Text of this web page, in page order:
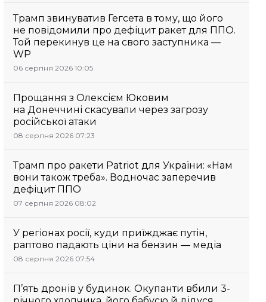
Трамп звинуватив Гегсета в тому, що його
не повідомили про дефіцит ракет для ППО.
Той перекинув це на свого заступника —
WP
06 серпня 2026 10:05
Прощання з Олексієм Юковим
на Донеччині скасували через загрозу
російської атаки
08 серпня 2026 07:23
Трамп про ракети Patriot для України: «Нам
вони також треба». Водночас заперечив
дефіцит ППО
07 серпня 2026 08:02
У регіонах росії, куди приїжджає путін,
раптово падають ціни на бензин — медіа
08 серпня 2026 07:54
П’ять дронів у будинок. Окупанти вбили 3-